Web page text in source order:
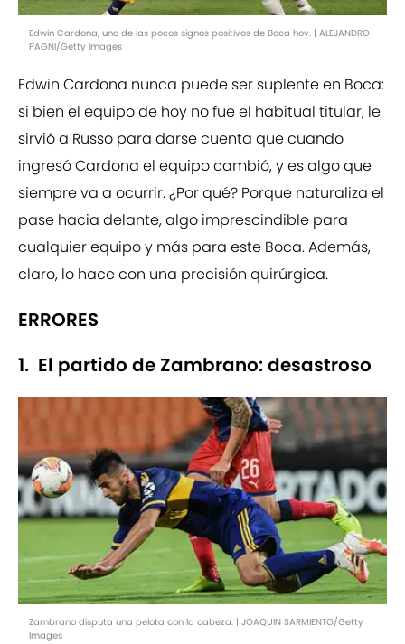
Edwin Cardona, uno de las pocos signos positivos de Boca hoy. | ALEJANDRO
PAGNI/Getty Images
Edwin Cardona nunca puede ser suplente en Boca:
si bien el equipo de hoy no fue el habitual titular, le
sirvió a Russo para darse cuenta que cuando
ingresó Cardona el equipo cambió, y es algo que
siempre va a ocurrir. ¿Por qué? Porque naturaliza el
pase hacia delante, algo imprescindible para
cualquier equipo y más para este Boca. Además,
claro, lo hace con una precisión quirúrgica.
ERRORES
1. El partido de Zambrano: desastroso
Zambrano disputa una pelota con la cabeza. | JOAQUIN SARMIENTO/Getty
Images